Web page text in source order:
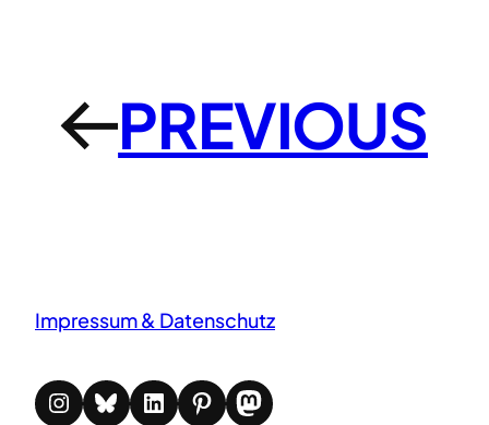
←PREVIOUS
Impressum & Datenschutz
Instagram Bluesky LinkedIn Pinterest Mastodon